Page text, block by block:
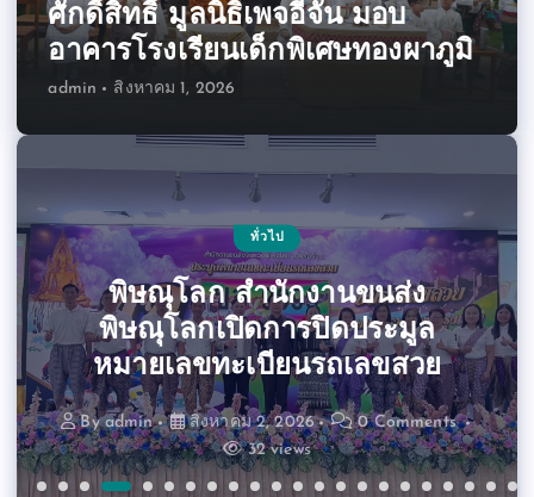
ศักดิ์สิทธิ์ มูลนิธิเพจอีจัน มอบ
อาคารโรงเรียนเด็กพิเศษทองผาภูมิ
admin สิงหาคม 1, 2026
ทั่วไป
หลวงพี่น้ำฝน ทำพิธีสงฆ์ ปักหมุด
ศูนย์ฝึกมวยไทย เรือนจำจังหวัด
อ่างทอง สมศักดิ์ฯ ประธานในพิธี
Byadmin สิงหาคม 7, 2026
0 Comments
15 views
ทั่วไป
นนทบุรี กรมพินิจและคุ้มครองเด็ก
และเยาวชน ยกระดับการดำเนิน
งานบ้านกึ่งวิถี
Byadmin สิงหาคม 6, 2026
0 Comments
168 views
ทั่วไป
สำนักงานศึกษาธิการจังหวัด
นครปฐม ร่วมกับ วัดพระปฐมเจดีย์
ราชวรมหาวิหาร จัดการแสดง
“โขนศิลป์ไทย เทิดไท้พระพันปี
หลวง”
Byadmin สิงหาคม 2, 2026
0 Comments
31 views
ทั่วไป
พิษณุโลก สำนักงานขนส่ง
พิษณุโลกเปิดการปิดประมูล
หมายเลขทะเบียนรถเลขสวย
Byadmin สิงหาคม 2, 2026
0 Comments
32 views
กรมการขนส่งทางบกจัดโครงการ“
คมนาคมปรับปรุง รักษาศาสนา
สถานในพระพุทธศาสนา99แห่งทั่ว
ประเทศ”
Byadmin สิงหาคม 1, 2026
0 Comments
33 views
ทั่วไป
หลวงพี่น้ำฝน จัดพิธีบวงสรวงสิ่ง
ศักดิ์สิทธิ์ มูลนิธิเพจอีจัน มอบ
อาคารโรงเรียนเด็กพิเศษทองผาภูมิ
Byadmin สิงหาคม 1, 2026
0 Comments
36 views
ทั่วไป
นครปฐม วัดไผ่ล้อม พระอาราม
หลวง ประกอบพิธีบำเพ็ญกุศล
ปัญญาสมวาร(50วัน)
Byadmin กรกฎาคม 31, 2026
0 Comments
42 views
ทั่วไป
สมเด็จพระวชิรรัตนโมลี มอบตรา
ตั้งประธานและคณะกรรมการ
บริหาร การขับเคลื่อนและพัฒนา
สมัชชาสงฆ์ไทยในเขตปกครอง
พิเศษ ฮ่องกง
Byadmin
กรกฎาคม 30, 2026
0 Comments
74 views
ทั่วไป
สมุทรปราการ เด็กไทยคว้า 10
รางวัล เวทีแข่งขันคณิตศาสตร์
นานาชาติ 2026 IMC
Byadmin
กรกฎาคม 29, 2026
0 Comments
37 views
ตำรวจภูธรภาค 7 จัดกิจกรรมจิต
อาสาบริจาคโลหิต ถวายเป็นพระ
ราชกุศล 28 กรกฎาคม วันเฉลิม
พระชนมพรรษา
Byadmin
กรกฎาคม 28, 2026
0 Comments
45 views
ทั่วไป
นครปฐม วัดไผ่ล้อม พระอาราม
หลวง บรรพชาอุปสมบทหมู่พระ
ภิกษุ สามเณร ถวายพระในหลวงฯ
Byadmin
กรกฎาคม 28, 2026
0 Comments
41 views
ทั่วไป
นครปฐม จัดพิธีเจริญพระพุทธมนต์
เจริญจิตตภาวนา เฉลิมพระเกียรติ
พระบาทสมเด็จพระเจ้าอยู่หัว
Byadmin
กรกฎาคม 27, 2026
0 Comments
38 views
เสธ.แก้ว ปธ.กมธ.การท่องเที่ยวฯ
ชื่นชมจัดสอนโชน นาฏศิลป์ ฟรี
โดยศูนย์ส่งเสริมศิลปวัฒนธรรม
ไทยฯ วัดไผ่ล้อม
Byadmin
กรกฎาคม 27, 2026
0 Comments
40 views
อนุบาลนครปฐม ถกเดือด ตั้งแล้ว 3
ผู้อำนวยการ ยังไม่จบ ผู้ปกครอง
ถามเดือด ถกปมขัดแย้ง ขอยุบ
สมาคมผู้ปกครองฯ
Byadmin
กรกฎาคม 27, 2026
0 Comments
45 views
ทั่วไป
“สมเด็จธงชัย” คณะสงฆ์หนกลาง
เจริญพระพุทธมนต์นวัคคหายุสม
ธัมม์ ถวายในหลวง
Byadmin
กรกฎาคม 25, 2026
0 Comments
60 views
ทั่วไป
ภราดร ควง กรวีร์ เปิดโครงการ
มวยไทยหลังกำแพงสู่เยาวชน
จังหวัดอ่างทอง
Byadmin
กรกฎาคม 25, 2026
0 Comments
43 views
ทั่วไป
นนทบุรี วิทยาลัยเทคโนโลยีปัญญา
ภิวัฒน์จัดกิจกรรมแห่เทียนจำนำ
พรรษา
Byadmin
กรกฎาคม 25, 2026
0 Comments
71 views
นครปฐม รองผู้ว่าฯ ถวายเทียน
พรรษาพระราชทาน ในทูล
กระหม่อมหญิงอุบลรัตนราชกัญญา
สิริวัฒนาพรรณวดี ณ วัดบางแก้ว
Byadmin
กรกฎาคม 24, 2026
0 Comments
65 views
นนทบุรี วิทยาลัยเทคโนโลยีปัญญา
ภิวัฒน์ จัดพิธีถวายพระพรชัยมงคล
วันเฉลิมพระชนมพรรษาพระบาท
สมเด็จพระเจ้าอยู่หัว
Byadmin
กรกฎาคม 24, 2026
0 Comments
690 views
อ่างทอง หลวงพี่น้ำฝน นำคณะสงฆ์
วัดไผ่ล้อม พระอารามหลวง ผู้
บริหารเรือนจำจังหวัดและผู้ต้องขัง
สวดมนต์เฉลิมพระเกียรติในหลวง
Byadmin
กรกฎาคม 24, 2026
0 Comments
49 views
ทั่วไป
กระทรวงคมนาคมMOUกับ
สำนักงานตำรวจแห่งชาติ เริ่ม
บังคับใช้กับใบสั่งจราจรผู้ขับขี่ที่
กระทำผิดกฎจราจร ตั้งแต่วันที่1สิง
หานี้
Byadmin
กรกฎาคม 24, 2026
0 Comments
61 views
ทั่วไป
นครปฐม สสว.3 จับมือ พมจ.เปิด
โครงการยกระดับภาคีเครือข่าย
ด้านสังคม มุ่งดูแลกลุ่มเปราะบาง
Byadmin
กรกฎาคม 23, 2026
0 Comments
61 views
นครปฐม ลงพื้นที่ประเมินผลงานครู
ผู้ได้เข้า รับพระราชทานรางวัล
สมเด็จเจ้าฟ้ามหาจักรี ระดับ
จังหวัด
Byadmin
กรกฎาคม 22, 2026
0 Comments
59 views
สำนักงานสาธารณสุขจังหวัด
นครปฐม บริการฉีดวัคซีนป้องกัน
ไข้หวัดใหญ่ มะเร็งปากมดลูก ฟรี
ที่เซ็นทรัลนครปฐม
Byadmin
กรกฎาคม 22, 2026
0 Comments
58 views
ทั่วไป
นนทบุรี วิทยาลัยเทคโนโลยีปัญญา
ภิวัฒน์ MOU สภ.รัตนาธิเบศร์ ร่วม
มือป้องกันยาเสพติดในสถานศึกษา
Byadmin
กรกฎาคม 22, 2026
0 Comments
643 views
ทั่วไป
หลวงพี่น้ำฝน ปะทะคารม ห้ามจอด
ผอ.กลุ่มงานฯการเงิน สพป.นครปฐม
เขต 1 ปมคืนซากรถ
Byadmin กรกฎาคม 21, 2026
0 Comments
58 views
ทั่วไป
กรุงเทพมหานคร ศูนย์การเรียน
ปัญญาภิวัฒน์4ศูนย์ จัดโครงการ
กีฬาสีต้านภัยยาเสพติด
Byadmin
กรกฎาคม 20, 2026
0 Comments
148 views
มทร.รัตนโกสินทร์ ร่วมพิธีธรรม
สวดพระอภิธรรมพระบรมศพ
สมเด็จพระนางเจ้าสิริกิติ์ พระบรม
ราชชนนีพันปีหลวง
Byadmin กรกฎาคม 18, 2026
0 Comments
79 views
อธิการบดี มทร.อีสาน ในฐานะ
ประธาน 9 มทร. เดินหน้าความร่วม
มือไทย–จีน ยกระดับการศึกษาด้าน
ยานยนต์พลังงานใหม่
Byadmin กรกฎาคม 18, 2026
0 Comments
107 views
ทั่วไป
ททท.สำนักงานกาญจนบุรี จัดงาน
“แกงป่ากะกาแฟ”เดินหน้าการท่อง
เที่ยวเชิงประสบการณ์
Byadmin กรกฎาคม 18, 2026
0 Comments
63 views
ทั่วไป
มทร.รัตนโกสินทร์ จัดพิธีไหว้ครู
ประจำปี บายศรีสู่ขวัญ ผูกข้อมือ
นักศึกษาใหม่
Byadmin กรกฎาคม 17, 2026
0 Comments
95 views
นครปฐม รมช.คมนาคม ควง
ส.ส.ฟิล์ม และผู้ว่าฯลงพื้นที่เร่ง
ติดตามการก่อสร้างสะพานข้าม
แยก
Byadmin กรกฎาคม 14, 2026
0 Comments
83 views
ทั่วไป
ปธ.กมธ.การท่องเที่ยวฯ ชมการ
ประกวดบอนสีสายพันธุ์ใหม่ สนาม
วัดไผ่ล้อมฯ ตลาดใหญ่จีนตื่นตัว
Byadmin กรกฎาคม 13, 2026
0 Comments
66 views
ทั่วไป
เรือนจำกลางนครปฐม เปิดการฝึก
อบรมเตรียมความพร้อมก่อนปล่อย
ผู้ต้องขัง
Byadmin
กรกฎาคม 10, 2026
0 Comments
72 views
ปราจีนบุรี วิทยาลัยเทคโนโลยี
ปัญญาภิวัฒน์ร่วมขับเคลื่อนการ
ศึกษาอาชีพ สร้างโอกาสสู่ชีวิตที่
มั่นคง
Byadmin
กรกฎาคม 10, 2026
0 Comments
101 views
ทั่วไป
นครปฐม หลวงพี่น้ำฝน เดินหน้าไม่
หยุด มอบเตียง รถวีลแชร์ ช่วยผู้
ยากไร้สู้ชีวิต ยามเศรษฐกิจฝืด
Byadmin
กรกฎาคม 10, 2026
0 Comments
136 views
สมเด็จพระมหารัชมงคลมุนี เป็น
ประธานการประชุมและมอบโล่
ประกาศเกียรติคุณหมู่บ้านรักษา
ศีล5 ต้นแบบ
Byadmin
กรกฎาคม 10, 2026
0 Comments
85 views
กาญจนบุรี ททท.ชวนเปิด
ประสบการณ์ “แกงป่ากะ
กาแฟ”ภายใต้โครงการ”เสน่ห์ไทย
Feel All The Feelings”
Byadmin กรกฎาคม 9, 2026
0 Comments
71 views
ทั่วไป
ปธ.กมธ.การท่องเที่ยว เชิญหน่วย
งานหารือปัดฝุ่นฟื้นฟูแหล่งท่อง
เที่ยวรกร้าง กระตุ้นรายได้ ชุมชน
Byadmin กรกฎาคม 9, 2026
0 Comments
73 views
นครปฐม วัดไผ่ล้อม พระอาราม
หลวง เปิดรับนักเรียน ประชาชน ผู้
สูงวัย เรียนโขน-นาฏศิลป์ ทุกวัน
อาทิตย์
Byadmin กรกฎาคม 9, 2026
0 Comments
89 views
ทั่วไป
หลวงพี่น้ำฝน วัดไผ่ล้อม นครปฐม
รับรางวัลผู้ทำคุณประโยชน์ให้แก่
สพฐ. ประจำปี 2569
Byadmin กรกฎาคม 6, 2026
0 Comments
75 views
ทั่วไป
นนทบุรี คณะกรรมการการ
อาชีวศึกษาตรวจเยี่ยมวิทยาลัย
เทคโนโลยีปัญญาภิวัฒน์
Byadmin กรกฎาคม 6, 2026
0 Comments
1186 views
ทั่วไป
เชียงใหม่ ตชด.335.บุกยึดยาเสพ
ติดรายใหญ่5.2ล้านเม็ด
By admin กรกฎาคม 5, 2026
0 Comments
104 views
ทั่วไป
นครปฐม คึกคัก! จัดกิจกรรม “ผู้
ว่าฯ พาออกกำลังกาย” ครั้งที่ 1
นำร่องเต้นบาสโลบเพื่อสุขภาพ
Byadmin กรกฎาคม 2, 2026
0 Comments
67 views
ทั่วไป
มทร.รัตนโกสินทร์ ยกระดับ
คุณภาพวารสารวิชาการ RJCM สู่
TCI Tier 1
Byadmin กรกฎาคม 2, 2026
0 Comments
114 views
ทั่วไป
นนทบุรี วิทยาลัยเทคโนโลยีปัญญา
ภิวัฒน์จัดกิจกรรม “บ้านนี้มีรัก”
สร้างภูมิคุ้มกันให้นักเรียน
Byadmin กรกฎาคม 2, 2026
0 Comments
1283 views
ทั่วไป
มทร.รัตนโกสินทร์ รับโล่ขอบคุณ
พร้อมคว้า Gold Award เวที
มหกรรมงานวิจัยแห่งชาติ
Byadmin มิถุนายน 29, 2026
0 Comments
102 views
ทั่วไป
หลวงพี่น้ำฝน สำรวจวัดร้างโบราณ
อายุนับร้อยปี ประเทศญี่ปุ่น
Byadmin มิถุนายน 29, 2026
0 Comments
80 views
ทั่วไป
สุดยอด สายมูนับพันทั้งไทยและจีน
แห่อาบน้ำมนต์ มนต์พระกาฬ วิหาร
เซียนมันตระสยาม
Byadmin มิถุนายน 29, 2026
0 Comments
457 views
ทั่วไป
นนทบุรี วิทยาลัยเทคโนโลยีปัญญา
ภิวัฒน์ถวายผ้าป่า“เก้าอี้1,000ตัว”
Byadmin มิถุนายน 28, 2026
0 Comments
1302 views